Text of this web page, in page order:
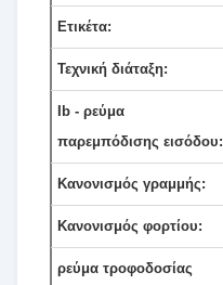
Ετικέτα:
Τεχνική διάταξη:
Ib - ρεύμα
παρεμπόδισης εισόδου:
Κανονισμός γραμμής:
Κανονισμός φορτίου:
ρεύμα τροφοδοσίας